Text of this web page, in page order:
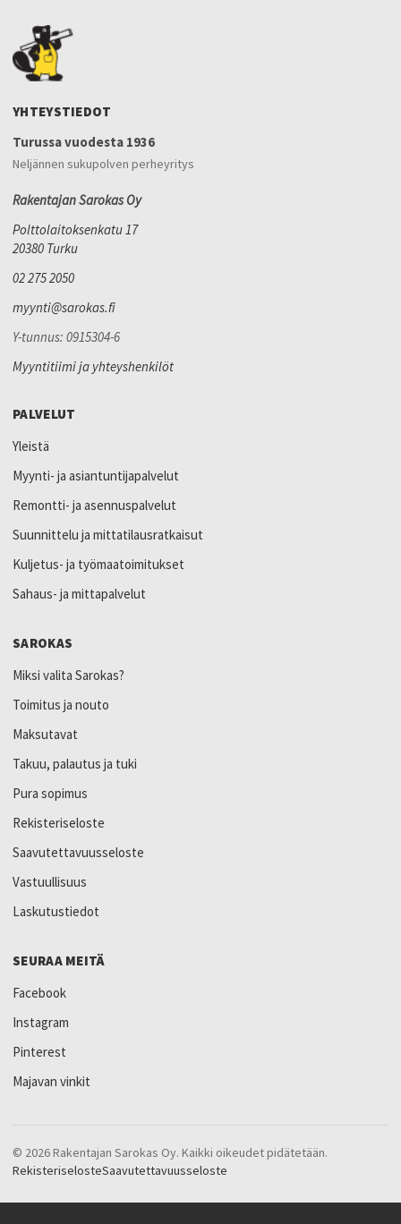
YHTEYSTIEDOT
Turussa vuodesta 1936
Neljännen sukupolven perheyritys
Rakentajan Sarokas Oy
Polttolaitoksenkatu 17
20380 Turku
02 275 2050
myynti@sarokas.fi
Y-tunnus: 0915304-6
Myyntitiimi ja yhteyshenkilöt
PALVELUT
Yleistä
Myynti- ja asiantuntijapalvelut
Remontti- ja asennuspalvelut
Suunnittelu ja mittatilausratkaisut
Kuljetus- ja työmaatoimitukset
Sahaus- ja mittapalvelut
SAROKAS
Miksi valita Sarokas?
Toimitus ja nouto
Maksutavat
Takuu, palautus ja tuki
Pura sopimus
Rekisteriseloste
Saavutettavuusseloste
Vastuullisuus
Laskutustiedot
SEURAA MEITÄ
Facebook
Instagram
Pinterest
Majavan vinkit
© 2026 Rakentajan Sarokas Oy. Kaikki oikeudet pidätetään.
RekisteriselosteSaavutettavuusseloste